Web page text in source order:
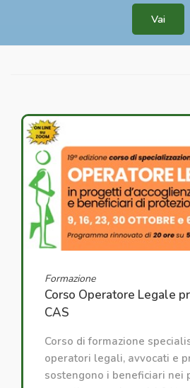
Vai
Formazione
Corso Operatore Legale
CAS
Corso di formazione
operatori legali, avvocati e
sostengono i beneficiari nei